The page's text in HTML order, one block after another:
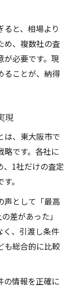
ると、相場より
め、複数社の査
が必要です。現
ることが、納得
現
は、東大阪市で
略です。各社に
、1社だけの査定
。
声として「最高
差があった」
く、引渡し条件
も総合的に比較
の情報を正確に